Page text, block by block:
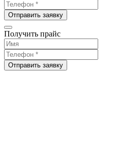
Отправить заявку
Получить прайс
Отправить заявку